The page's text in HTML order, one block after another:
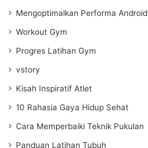
Mengoptimalkan Performa Android
Workout Gym
Progres Latihan Gym
vstory
Kisah Inspiratif Atlet
10 Rahasia Gaya Hidup Sehat
Cara Memperbaiki Teknik Pukulan
Panduan Latihan Tubuh